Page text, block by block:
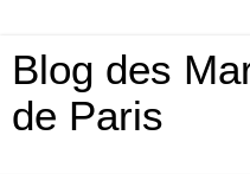
Blog des
de Paris